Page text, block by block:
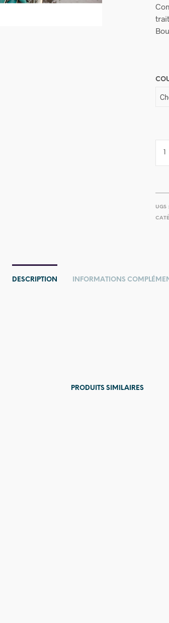
UGS :
DESCRIPTION INFORMATIONS
PRODUITS SIMILAIRES